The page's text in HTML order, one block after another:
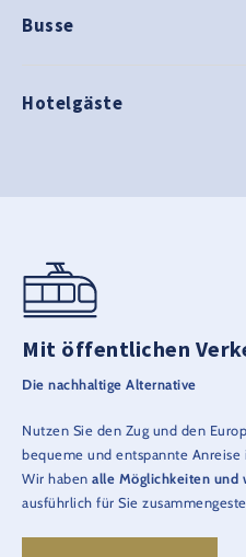
Busse
Hotelgäste
Mit öffentlichen
Die nachhaltige Alternative
Nutzen Sie den Zug und den
bequeme und entspannte Anreise
Wir haben alle Möglichkeiten und
ausführlich für Sie